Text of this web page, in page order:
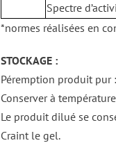
Spectre
*normes réalisées en
STOCKAGE :
Péremption produit pur
Conserver à
Le produit dilué se
Craint le gel.